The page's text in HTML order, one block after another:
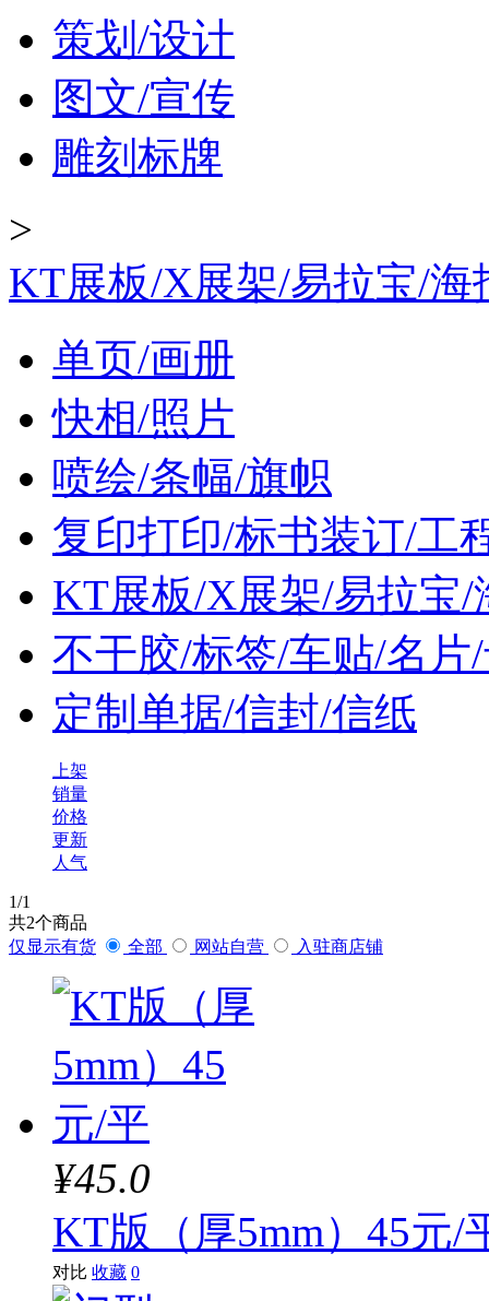
策划/设计
图文/宣传
雕刻标牌
>
KT展板/X展架/易拉宝/海
单页/画册
快相/照片
喷绘/条幅/旗帜
复印打印/标书装订/工
KT展板/X展架/易拉宝/
不干胶/标签/车贴/名片
定制单据/信封/信纸
上架
销量
价格
更新
人气
1/1
共2个商品
仅显示有货
全部 网站自营 入驻商店铺
¥45.0
KT版（厚5mm）45元/
对比 收藏 0